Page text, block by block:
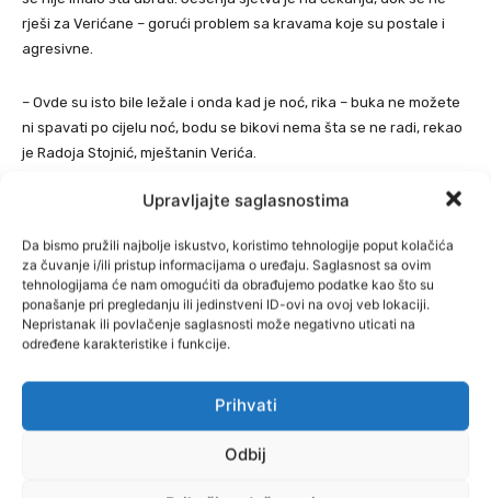
Upravljajte saglasnostima
Da bismo pružili najbolje iskustvo, koristimo tehnologije poput kolačića
za čuvanje i/ili pristup informacijama o uređaju. Saglasnost sa ovim
tehnologijama će nam omogućiti da obrađujemo podatke kao što su
ponašanje pri pregledanju ili jedinstveni ID-ovi na ovoj veb lokaciji.
Nepristanak ili povlačenje saglasnosti može negativno uticati na
određene karakteristike i funkcije.
Prihvati
Odbij
rješi za Verićane – gorući problem sa kravama koje su postale i
agresivne.
– Ovde su isto bile ležale i onda kad je noć, rika – buka ne možete
ni spavati po cijelu noć, bodu se bikovi nema šta se ne radi, rekao
je Radoja Stojnić, mještanin Verića.
Za sada se ovi vrijedni domaćini najviše uzdaju u pomoć resornog
da tjeraju krave sa svojih imanja u nadi da „ničije krave“ neće
ostati kao i do sada – ničija nadležnost, prenosiOslobođenje.